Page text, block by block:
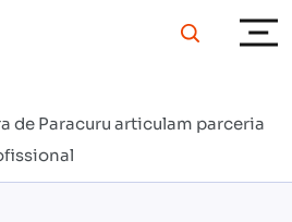
de Paracuru articulam parceria